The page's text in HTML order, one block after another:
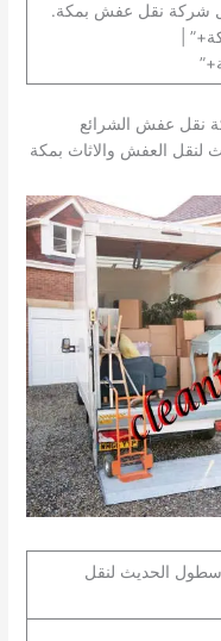
شركة نقل عفش بمكة.
|
نقل عفش الشرائع
الحديث لنقل